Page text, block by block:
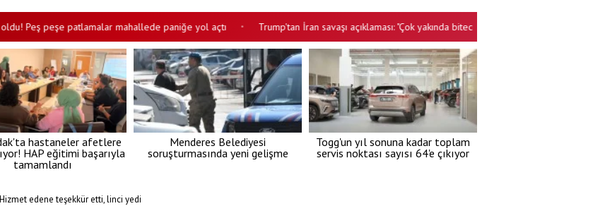
peşe patlamalar mahallede paniğe yol açtı • Trump'tan İran savaşı açıklaması: "Çok yakında bitecek, daha fazla dayanamazlar"
hastaneler afetlere
HAP eğitimi başarıyla
tamamlandı
Menderes Belediyesi
soruşturmasında yeni gelişme
Togg'un yıl sonuna kadar toplam
servis noktası sayısı 64'e çıkıyor
edene teşekkür etti, linci yedi